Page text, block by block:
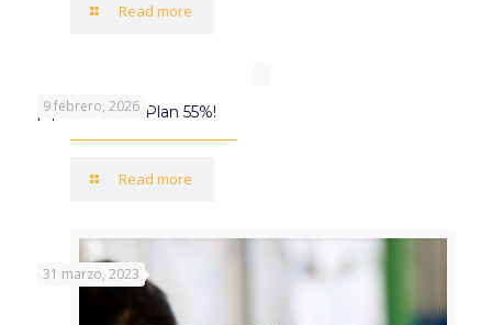
Read more
9 febrero, 2026
¡Aprovechá el Plan 55%!
Read more
31 marzo, 2023